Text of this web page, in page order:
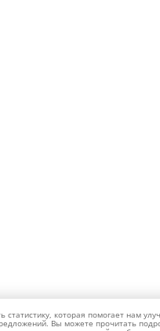
которая помогает нам
Вы можете прочитать